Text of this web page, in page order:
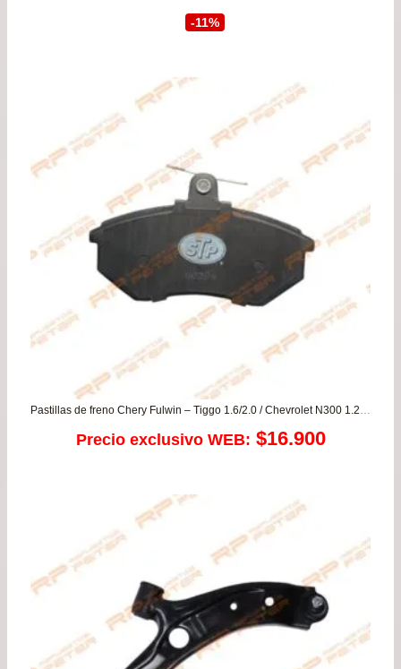
era:
$72.900.
-11%
Pastillas de freno Chery Fulwin – Tiggo 1.6/2.0 / Chevrolet N300 1.2 – N400
Precio exclusivo WEB: $16.900